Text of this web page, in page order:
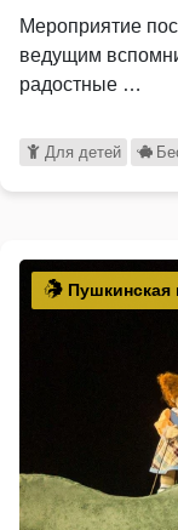
Мероприятие
ведущим
радостные …
Для детей
Пушкинская